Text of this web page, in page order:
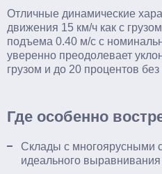
Отличные динамические
движения 15 км/ч как с
подъема 0.40 м/с с
уверенно преодолевает
грузом и до 20 процентов без
Где особенно
Склады с многоярусными
идеального выравнивания